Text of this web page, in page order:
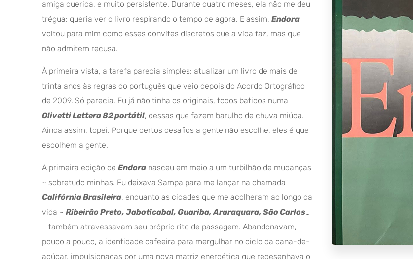
amiga querida, e muito persistente. Durante quatro meses, ela não me deu
trégua: queria ver o livro respirando o tempo de agora. E assim, Endora
voltou para mim como esses convites discretos que a vida faz, mas que
não admitem recusa.
À primeira vista, a tarefa parecia simples: atualizar um livro de mais de
trinta anos às regras do português que veio depois do Acordo Ortográfico
de 2009. Só parecia. Eu já não tinha os originais, todos batidos numa
Olivetti Lettera 82 portátil, dessas que fazem barulho de chuva miúda.
Ainda assim, topei. Porque certos desafios a gente não escolhe, eles é que
escolhem a gente.
A primeira edição de Endora nasceu em meio a um turbilhão de mudanças
~ sobretudo minhas. Eu deixava Sampa para me lançar na chamada
Califórnia Brasileira, enquanto as cidades que me acolheram ao longo da
vida ~ Ribeirão Preto, Jaboticabal, Guariba, Araraquara, São Carlos…
~ também atravessavam seu próprio rito de passagem. Abandonavam,
pouco a pouco, a identidade cafeeira para mergulhar no ciclo da cana-de-
açúcar, impulsionadas por uma nova matriz energética que redesenhava o